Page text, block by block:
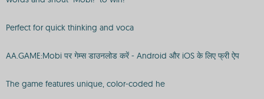
Perfect for quick thinking and voca
AA.GAME:Mobi पर गेम्स डाउनलोड करें - Android और iOS के लिए फ्री ऐप
The game features unique, color-coded he